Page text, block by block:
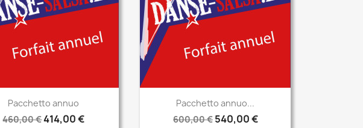
Anteprima
Pacchetto annuo
460,00 €414,00 €
Anteprima
Pacchetto annuo...
600,00 € 540,00 €